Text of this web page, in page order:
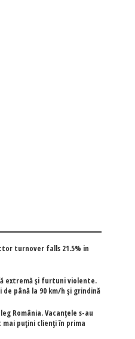
turnover falls 21.5% in
extremă și furtuni violente.
până la 90 km/h și grindină
România. Vacanțele s-au
puțini clienți în prima